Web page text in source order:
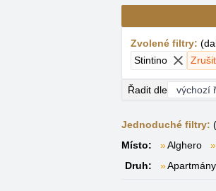
Zvolené filtry: (
Stintino
Řadit dle
Jednoduché filtry:
Místo:
Alghero
Druh:
Apartmány